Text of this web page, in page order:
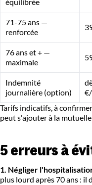
équilibrée
71-75 ans —
renforcée
76 ans et + —
maximale
Indemnité
journalière (option)
Tarifs indicatifs, à
peut s'ajouter à la
5 erreurs à
1. Négliger
plus lourd après 70 ans :